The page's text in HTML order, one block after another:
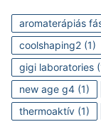
aromaterápiás
coolshaping2 (1)
gigi laboratories
new age g4 (1)
thermoaktív (1)